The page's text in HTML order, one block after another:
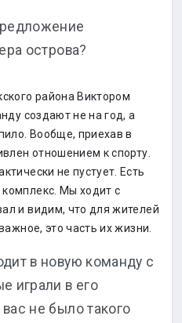
острова?
района Виктором
создают не на год, а
Вообще, приехав в
отношением к спорту.
не пустует. Есть
Мы ходит с
и видим, что для жителей
это часть их жизни.
в новую команду с
играли в его
не было такого